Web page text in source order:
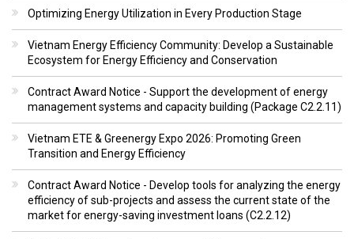
Optimizing Energy Utilization in Every Production Stage
Vietnam Energy Efficiency Community: Develop a Sustainable
Ecosystem for Energy Efficiency and Conservation
Contract Award Notice - Support the development of energy
management systems and capacity building (Package C2.2.11)
Vietnam ETE & Greenergy Expo 2026: Promoting Green
Transition and Energy Efficiency
Contract Award Notice - Develop tools for analyzing the energy
efficiency of sub-projects and assess the current state of the
market for energy-saving investment loans (C2.2.12)